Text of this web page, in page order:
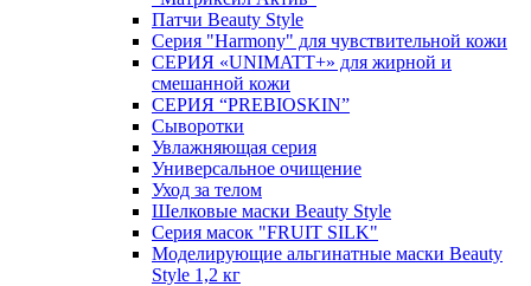
Патчи Beauty Style
Серия "Harmony" для чувствительной кожи
СЕРИЯ «UNIMATT+» для жирной и
смешанной кожи
СЕРИЯ “PREBIOSKIN”
Сыворотки
Увлажняющая серия
Универсальное очищение
Уход за телом
Шелковые маски Beauty Style
Серия масок "FRUIT SILK"
Моделирующие альгинатные маски Beauty
Style 1,2 кг